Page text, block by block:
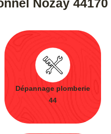
Nozay 44170
Dépannage plomberie
44